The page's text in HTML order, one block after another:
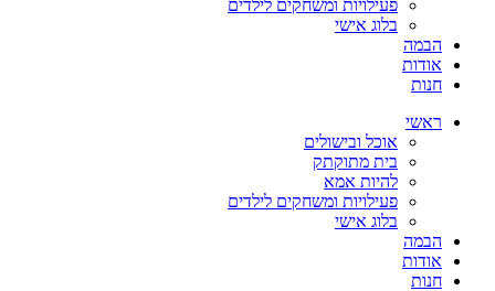
פעילויות ומשחקים לילדים
בלוג אישי
הבמה
אודות
חנות
ראשי
אוכל ובישולים
בית מתוקתק
להיות אמא
פעילויות ומשחקים לילדים
בלוג אישי
הבמה
אודות
חנות